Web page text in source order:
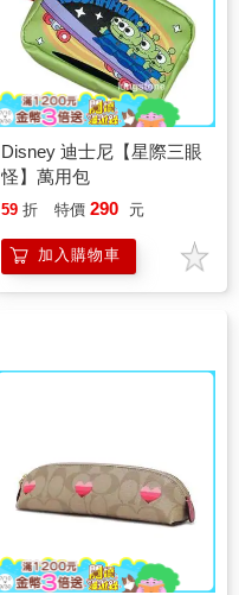
Disney 迪士尼【星際三眼
怪】萬用包
59 折 特價 290 元
加入購物車